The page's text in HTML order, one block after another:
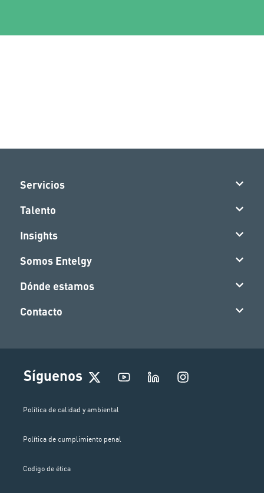
Servicios
Talento
Insights
Somos Entelgy
Dónde estamos
Contacto
Síguenos
I
n
Política de calidad y ambiental
Política de cumplimiento penal
Codigo de ética